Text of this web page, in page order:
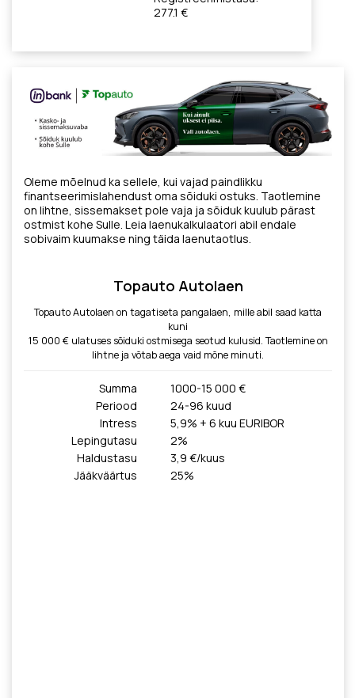
277.1 €
Oleme mõelnud ka sellele, kui vajad paindlikku
finantseerimislahendust oma sõiduki ostuks. Taotlemine
on lihtne, sissemakset pole vaja ja sõiduk kuulub pärast
ostmist kohe Sulle. Leia laenukalkulaatori abil endale
sobivaim kuumakse ning täida laenutaotlus.
Topauto Autolaen
Topauto Autolaen on tagatiseta pangalaen, mille abil saad katta
kuni
15 000 € ulatuses sõiduki ostmisega seotud kulusid. Taotlemine on
lihtne ja võtab aega vaid mõne minuti.
Summa
1000-15 000 €
Periood
24-96 kuud
Intress
5,9% + 6 kuu EURIBOR
Lepingutasu
2%
Haldustasu
3,9 €/kuus
Jääkväärtus
25%